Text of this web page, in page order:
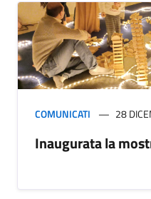
COMUNICATI 28
Inaugurata la